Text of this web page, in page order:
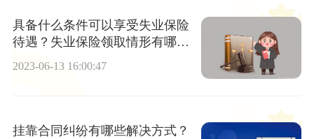
具备什么条件可以享受失业保险
待遇？失业保险领取情形有哪
2023-06-13 16:00:47
挂靠合同纠纷有哪些解决方式？